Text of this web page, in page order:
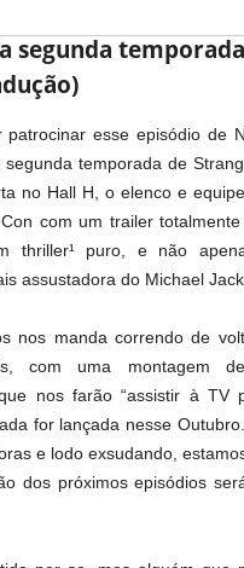
segunda
esse episódio de
temporada de
no Hall H, o elenco e
com um trailer
thriller¹ puro, e não
assustadora do Michael
nos manda correndo de
com uma montagem
nos farão “assistir à TV
for lançada nesse
e lodo exsudando,
dos próximos episódios